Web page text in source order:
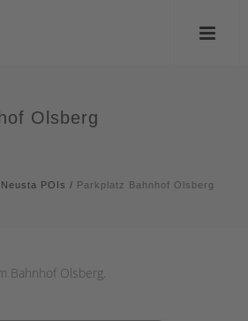
Olsberg
Neusta POIs / Parkplatz Bahnhof Olsberg
Bahnhof Olsberg.